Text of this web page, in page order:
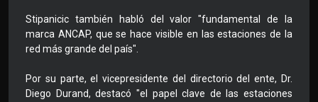
Stipanicic también habló del valor "fundamental de la
marca ANCAP, que se hace visible en las estaciones de la
red más grande del país".
Por su parte, el vicepresidente del directorio del ente, Dr.
Diego Durand, destacó "el papel clave de las estaciones